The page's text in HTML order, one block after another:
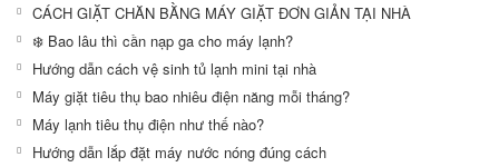
CÁCH GIẶT CHĂN BẰNG MÁY GIẶT ĐƠN GIẢN TẠI NHÀ
❄️ Bao lâu thì cần nạp ga cho máy lạnh?
Hướng dẫn cách vệ sinh tủ lạnh mini tại nhà
Máy giặt tiêu thụ bao nhiêu điện năng mỗi tháng?
Máy lạnh tiêu thụ điện như thế nào?
Hướng dẫn lắp đặt máy nước nóng đúng cách